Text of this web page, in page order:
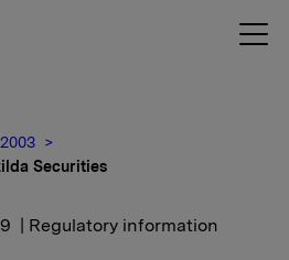
2003
Securities
| Regulatory information